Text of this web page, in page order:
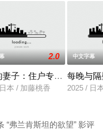
奇的神像杀人事件，勘案过
2.0
妻子：住户专用洞口
本 / 加藤桃香
中文字幕
每晚与
2025 / 日
“弗兰肯斯坦的欲望” 影评